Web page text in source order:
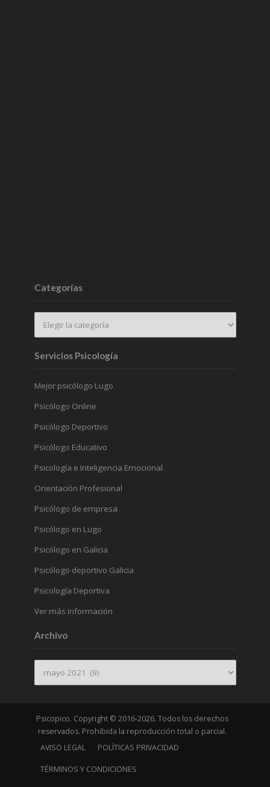
Categorías
Servicios Psicología
Mejor psicólogo Lugo
Psicólogo Online
Psicólogo Deportivo
Psicólogo Educativo
Psicología e Inteligencia Emocional
Orientación Profesional
Psicólogo de empresa
Psicólogo en Lugo
Psicólogo en Galicia
Psicólogo deportivo Galicia
Psicología Deportiva
Ver más información
Archivo
Archivo
Psicopico. Copyright © 2016-2026. Todos los derechos
reservados. Prohibida la reproducción total o parcial.
AVISO LEGAL
POLÍTICAS PRIVACIDAD
TÉRMINOS Y CONDICIONES